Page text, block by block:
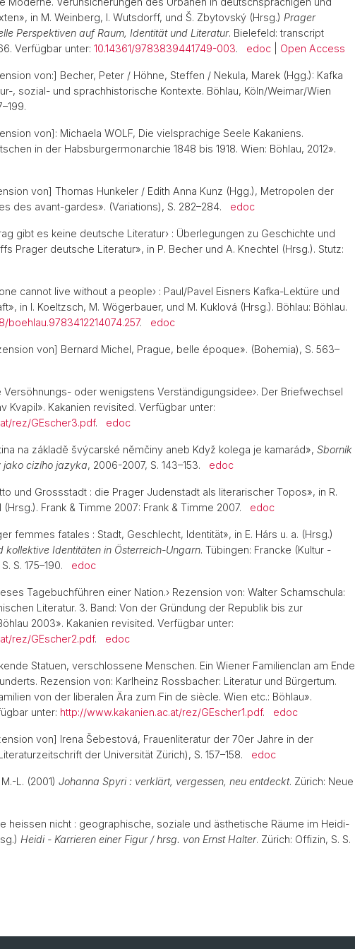
Fachgruppe Osteuropa FAQ
in M. Weinberg, I. Wutsdorff, und Š. Zbytovský (Hrsg.) Prager
Perspektiven auf Raum, Identität und Literatur. Bielefeld: transcript
Verfügbar unter: 10.14361/9783839441749-003. edoc Open Access
von:] Becher, Peter / Höhne, Steffen / Nekula, Marek (Hgg.): Kafka
, sozial- und sprachhistorische Kontexte. Böhlau, Köln/Weimar/Wien
von]: Michaela WOLF, Die vielsprachige Seele Kakaniens.
in der Habsburgermonarchie 1848 bis 1918. Wien: Böhlau, 2012».
von] Thomas Hunkeler / Edith Anna Kunz (Hgg.), Metropolen der
des avant-gardes». (Variations), S. 282–284. edoc
gibt es keine deutsche Literatur› : Überlegungen zu Geschichte und
Prager deutsche Literatur», in P. Becher und A. Knechtel (Hrsg.). Stutz:
cannot live without a people› : Paul/Pavel Eisners Kafka-Lektüre und
in I. Koeltzsch, M. Wögerbauer, und M. Kuklová (Hrsg.). Böhlau: Böhlau.
boehlau.9783412214074.257. edoc
von] Bernard Michel, Prague, belle époque». (Bohemia), S. 563–
Versöhnungs- oder wenigstens Verständigungsidee›. Der Briefwechsel
Kvapil». Kakanien revisited. Verfügbar unter:
rez/GEscher3.pdf. edoc
na základě švýcarské němčiny aneb Když kolega je kamarád», Sborník
jako cizího jazyka, 2006-2007, S. 143–153. edoc
und Grossstadt : die Prager Judenstadt als literarischer Topos», in R.
Frank & Timme 2007: Frank & Timme 2007. edoc
femmes fatales : Stadt, Geschlecht, Identität», in E. Hárs u. a. (Hrsg.)
kollektive Identitäten in Österreich-Ungarn. Tübingen: Francke (Kultur -
S. 175–190. edoc
Tagebuchführen einer Nation.› Rezension von: Walter Schamschula:
Literatur. 3. Band: Von der Gründung der Republik bis zur
2003». Kakanien revisited. Verfügbar unter:
rez/GEscher2.pdf. edoc
Statuen, verschlossene Menschen. Ein Wiener Familienclan am Ende
Rezension von: Karlheinz Rossbacher: Literatur und Bürgertum.
von der liberalen Ära zum Fin de siècle. Wien etc.: Böhlau».
unter: http://www.kakanien.ac.at/rez/GEscher1.pdf. edoc
von] Irena Šebestová, Frauenliteratur der 70er Jahre in der
der Universität Zürich), S. 157–158. edoc
L. (2001) Johanna Spyri : verklärt, vergessen, neu entdeckt. Zürich: Neue
heissen nicht : geographische, soziale und ästhetische Räume im Heidi-
Heidi - Karrieren einer Figur / hrsg. von Ernst Halter. Zürich: Offizin, S. S.